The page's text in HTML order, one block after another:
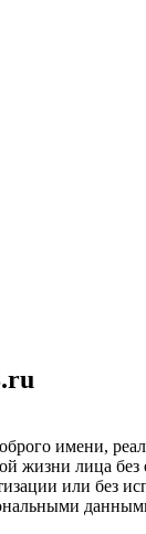
имени,
жизни лица без
или без